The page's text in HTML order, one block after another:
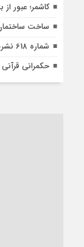
کاشمر؛ عبور
ساخت
شماره 618 نشریه آوای کاشمر
حکمرانی